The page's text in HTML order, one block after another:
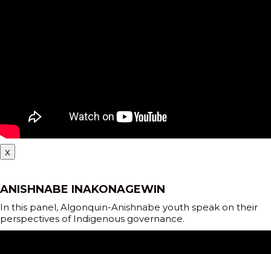
x
ANISHNABE INAKONAGEWIN
In this panel, Algonquin-Anishnabe youth speak on their
perspectives of Indigenous governance.